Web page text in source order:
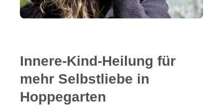
Innere-Kind-Heilung für
mehr Selbstliebe in
Hoppegarten